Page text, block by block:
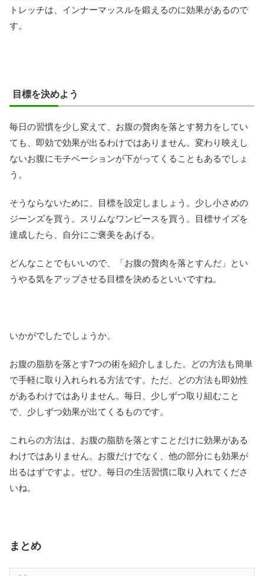
トレッチは、インナーマッスルを鍛えるのに効果があるので
す。
目標を決めよう
毎日の習慣を少し変えて、お腹の贅肉を落とす努力をしてい
ても、即効で効果が出るわけではありません。変わり映えし
ないお腹にモチベーションが下がってくることもあるでしょ
う。
そうならないために、目標を設定しましょう。少し小さめの
ジーンズを買う。スリムなワンピースを買う。目標サイズを
達成したら、自分にご褒美をあげる。
どんなことでもいいので、「お腹の贅肉を落とすんだ」とい
うやる気をアップさせる目標を決めるといいですね。
いかがでしたでしょうか。
お腹の脂肪を落とす7つの術を紹介しました。どの方法も簡単
で手軽に取り入れられる方法です。ただ、どの方法も即効性
があるわけではありません。毎日、少しずつ取り組むこと
で、少しずつ効果が出てくるものです。
これらの方法は、お腹の脂肪を落とすことだけに効果がある
わけではありません。お腹だけでなく、他の部分にも効果が
出るはずですよ。ぜひ、毎日の生活習慣に取り入れてくださ
いね。
まとめ